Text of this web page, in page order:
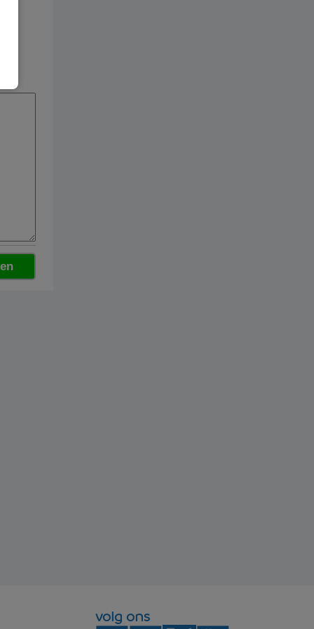
volg ons